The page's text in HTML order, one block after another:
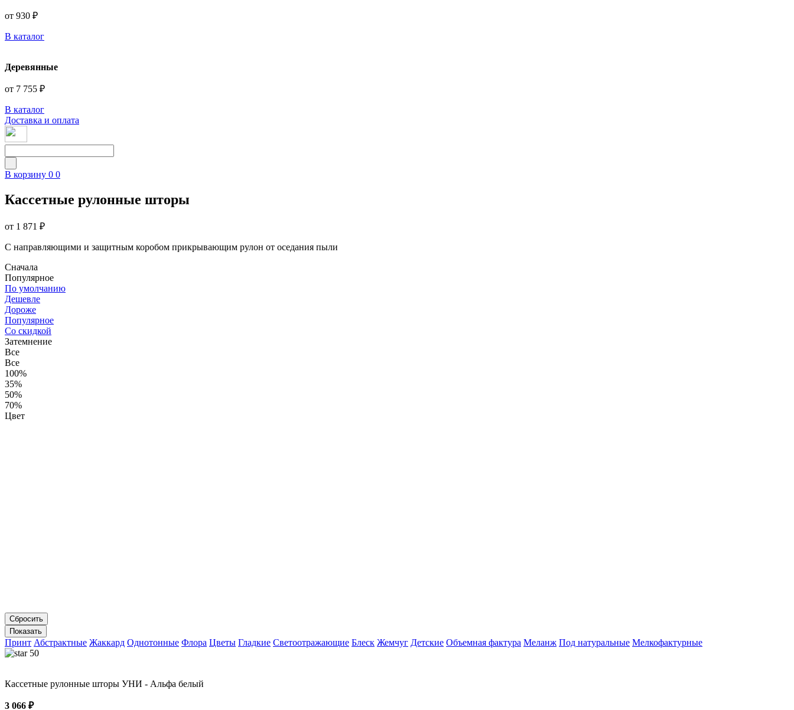
от 930 ₽
В каталог
Деревянные
от 7 755 ₽
В каталог
Доставка и оплата
В корзину 0 0
Кассетные рулонные шторы
от 1 871 ₽
С направляющими и защитным коробом прикрывающим рулон от оседания пыли
Сначала
Популярное
По умолчанию
Дешевле
Дороже
Популярное
Со скидкой
Затемнение
Все
Все
100%
35%
50%
70%
Цвет
Принт Абстрактные Жаккард Однотонные Флора Цветы Гладкие Светоотражающие Блеск Жемчуг Детские Объемная фактура Меланж Под натуральные Мелкофактурные
50
Кассетные рулонные шторы УНИ - Альфа белый
3 066 ₽